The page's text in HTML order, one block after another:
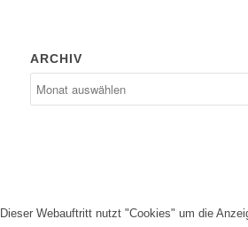
ARCHIV
Dieser Webauftritt nutzt "Cookies" um die